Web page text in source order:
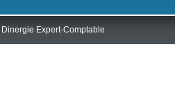
Dinergie Expert-Comptable